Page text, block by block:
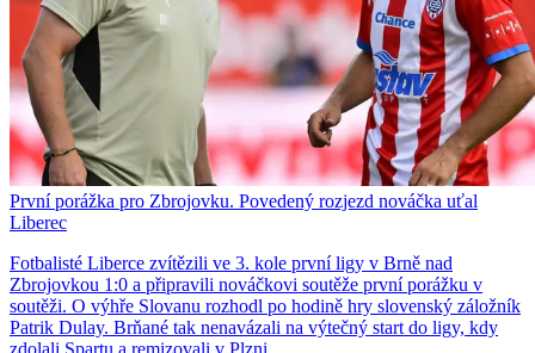
První porážka pro Zbrojovku. Povedený rozjezd nováčka uťal
Liberec
Fotbalisté Liberce zvítězili ve 3. kole první ligy v Brně nad
Zbrojovkou 1:0 a připravili nováčkovi soutěže první porážku v
soutěži. O výhře Slovanu rozhodl po hodině hry slovenský záložník
Patrik Dulay. Brňané tak nenavázali na výtečný start do ligy, kdy